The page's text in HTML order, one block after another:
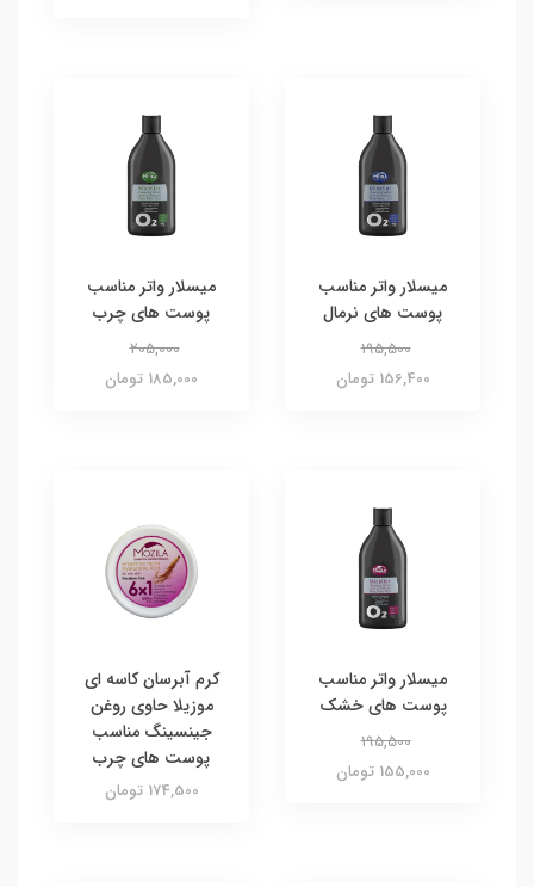
میسلار واتر مناسب
پوست های نرمال
195,500
156,400 تومان
میسلار واتر مناسب
پوست های چرب
205,000
185,000 تومان
میسلار واتر مناسب
پوست های خشک
195,500
155,000 تومان
کرم آبرسان کاسه ای
موزیلا حاوی روغن
جینسینگ مناسب
پوست های چرب
174,500 تومان